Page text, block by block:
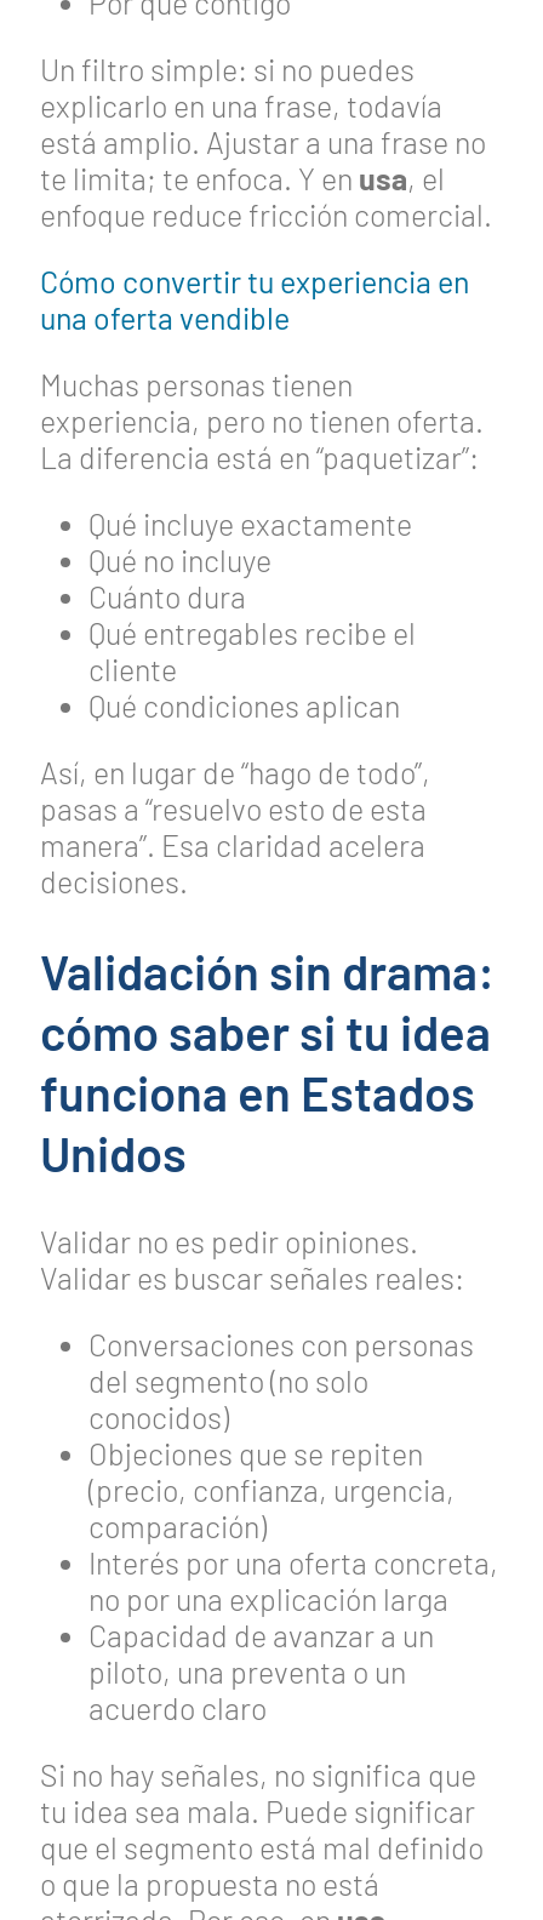
Un filtro simple: si no puedes
explicarlo en una frase, todavía
está amplio. Ajustar a una frase no
te limita; te enfoca. Y en usa, el
enfoque reduce fricción comercial.
Cómo convertir tu experiencia en
una oferta vendible
Muchas personas tienen
experiencia, pero no tienen oferta.
La diferencia está en “paquetizar”:
Qué incluye exactamente
Qué no incluye
Cuánto dura
Qué entregables recibe el
cliente
Qué condiciones aplican
Así, en lugar de “hago de todo”,
pasas a “resuelvo esto de esta
manera”. Esa claridad acelera
decisiones.
Validación sin drama:
cómo saber si tu idea
funciona en Estados
Unidos
Validar no es pedir opiniones.
Validar es buscar señales reales:
Conversaciones con personas
del segmento (no solo
conocidos)
Objeciones que se repiten
(precio, confianza, urgencia,
comparación)
Interés por una oferta concreta,
no por una explicación larga
Capacidad de avanzar a un
piloto, una preventa o un
acuerdo claro
Si no hay señales, no significa que
tu idea sea mala. Puede significar
que el segmento está mal definido
o que la propuesta no está